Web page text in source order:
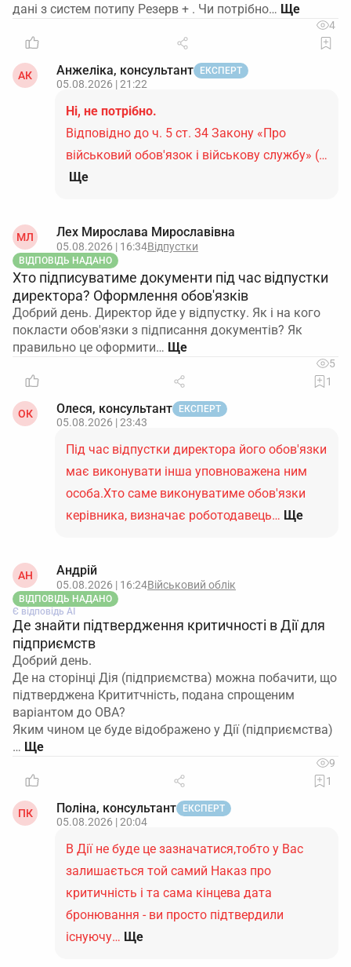
дані з систем потипу Резерв + . Чи потрібно…
4
АК Анжеліка, консультант ЕКСПЕРТ
05.08.2026 | 21:22
Ні, не потрібно.
Відповідно до ч. 5 ст. 34 Закону «Про
військовий обов'язок і військову службу» (…
Ще
МЛ Лех Мирослава Мирославівна
05.08.2026 | 16:34Відпустки
ВІДПОВІДЬ НАДАНО
Хто підписуватиме документи під час відпустки
директора? Оформлення обов'язків
Добрий день. Директор йде у відпустку. Як і на кого
покласти обов'язки з підписання документів? Як
правильно це оформити…
5
1
ОК Олеся, консультант ЕКСПЕРТ
05.08.2026 | 23:43
Під час відпустки директора його обов'язки
має виконувати інша уповноважена ним
особа.Хто саме виконуватиме обов'язки
керівника, визначає роботодавець… Ще
АН Андрій
05.08.2026 | 16:24Військовий облік
ВІДПОВІДЬ НАДАНО
Є відповідь АІ
Де знайти підтвердження критичності в Дії для
підприємств
Добрий день.
Де на сторінці Дія (підприємства) можна побачити, що
підтверджена Крититчність, подана спрощеним
варіантом до ОВА?
Яким чином це буде відображено у Дії (підприємства)
…
9
1
ПК Поліна, консультант ЕКСПЕРТ
05.08.2026 | 20:04
В Дії не буде це зазначатися,тобто у Вас
залишається той самий Наказ про
критичність і та сама кінцева дата
бронювання - ви просто підтвердили
існуючу… Ще